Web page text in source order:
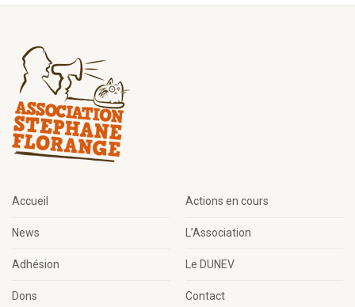
Accueil Actions en cours
News L’Association
Adhésion Le DUNEV
Dons Contact